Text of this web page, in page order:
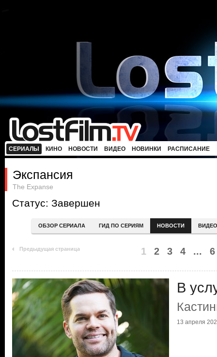
СЕРИАЛЫ КИНО НОВОСТИ ВИДЕО НОВИНКИ РАСПИСАНИЕ
Экспансия
The Expanse
Статус: Завершен
ОБЗОР СЕРИАЛА ГИД ПО СЕРИЯМ НОВОСТИ ВИДЕО
Предыдущая страница 1 2 3 4 ... 6
В
13 апреля